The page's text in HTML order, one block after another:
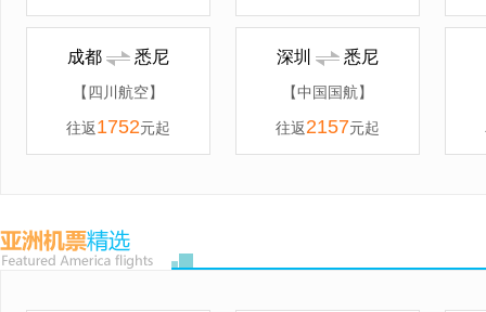
成都 悉尼
【四川航空】
往返1752元起
深圳 悉尼
【中国国航】
往返2157元起